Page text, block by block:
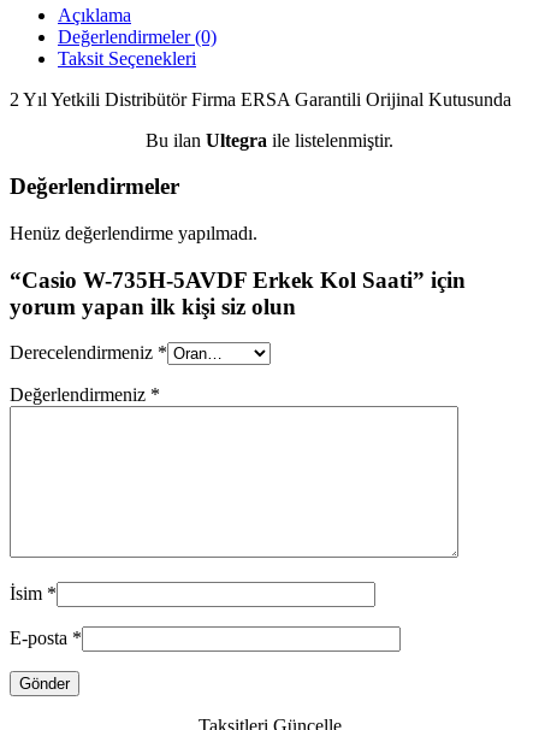
Açıklama
Değerlendirmeler (0)
Taksit Seçenekleri
2 Yıl Yetkili Distribütör Firma ERSA Garantili Orijinal Kutusunda
Bu ilan Ultegra ile listelenmiştir.
Değerlendirmeler
Henüz değerlendirme yapılmadı.
“Casio W-735H-5AVDF Erkek Kol Saati” için
yorum yapan ilk kişi siz olun
Derecelendirmeniz *
Değerlendirmeniz *
İsim *
E-posta *